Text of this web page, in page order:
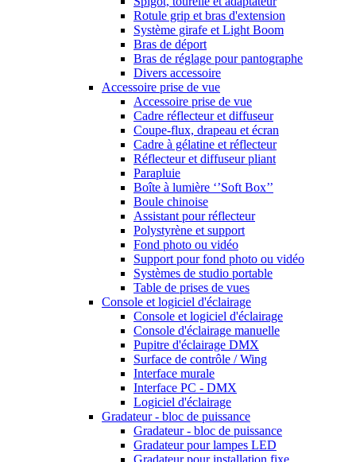
Rotule grip et bras d'extension
Système girafe et Light Boom
Bras de déport
Bras de réglage pour pantographe
Divers accessoire
Accessoire prise de vue
Accessoire prise de vue
Cadre réflecteur et diffuseur
Coupe-flux, drapeau et écran
Cadre à gélatine et réflecteur
Réflecteur et diffuseur pliant
Parapluie
Boîte à lumière ‘’Soft Box’’
Boule chinoise
Assistant pour réflecteur
Polystyrène et support
Fond photo ou vidéo
Support pour fond photo ou vidéo
Systèmes de studio portable
Table de prises de vues
Console et logiciel d'éclairage
Console et logiciel d'éclairage
Console d'éclairage manuelle
Pupitre d'éclairage DMX
Surface de contrôle / Wing
Interface murale
Interface PC - DMX
Logiciel d'éclairage
Gradateur - bloc de puissance
Gradateur - bloc de puissance
Gradateur pour lampes LED
Gradateur pour installation fixe